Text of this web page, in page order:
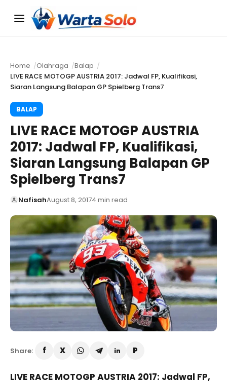
Menu
Home Olahraga
Balap
LIVE RACE MOTOGP AUSTRIA 2017: Jadwal FP, Kualifikasi,
Siaran Langsung Balapan GP Spielberg Trans7
BALAP
LIVE RACE MOTOGP AUSTRIA
2017: Jadwal FP, Kualifikasi,
Siaran Langsung Balapan GP
Spielberg Trans7
NafisahAugust 8, 20174 min read
Share:
LIVE RACE MOTOGP AUSTRIA 2017: Jadwal FP,